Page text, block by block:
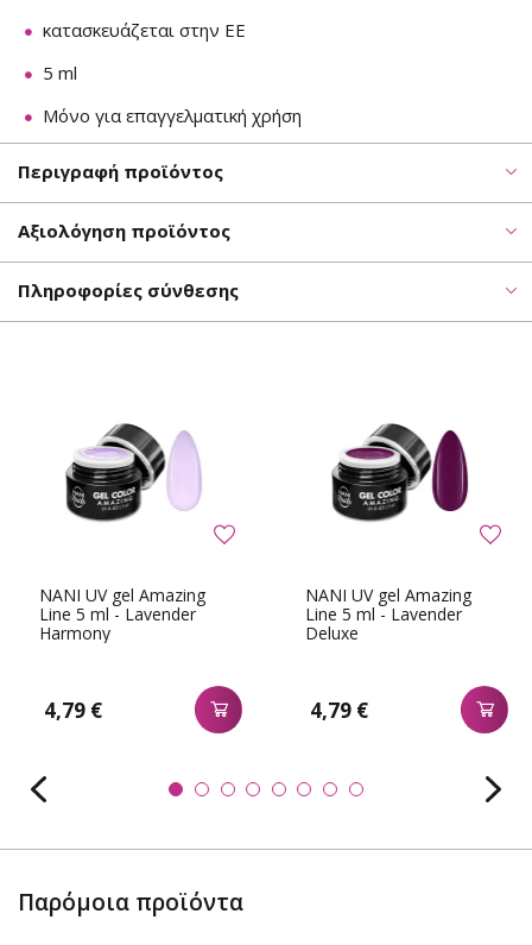
κατασκευάζεται στην ΕΕ
5 ml
Μόνο για επαγγελματική χρήση
Περιγραφή προϊόντος
Αξιολόγηση προϊόντος
Πληροφορίες σύνθεσης
NANI UV gel Amazing
Line 5 ml - Lavender
Harmony
4,79 €
NANI UV gel Amazing
Line 5 ml - Lavender
Deluxe
4,79 €
Παρόμοια προϊόντα